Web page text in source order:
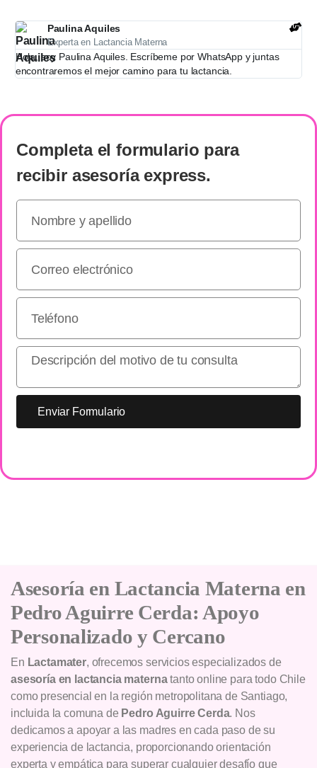
Paulina Aquiles
Experta en Lactancia Materna
Hola, soy Paulina Aquiles. Escríbeme por WhatsApp y juntas
encontraremos el mejor camino para tu lactancia.
Completa el formulario para
recibir asesoría express.
Enviar Formulario
Asesoría en Lactancia Materna en
Pedro Aguirre Cerda: Apoyo
Personalizado y Cercano
En Lactamater, ofrecemos servicios especializados de
asesoría en lactancia maternatanto online para todo Chile
como presencial en la región metropolitana de Santiago,
incluida la comuna de Pedro Aguirre Cerda. Nos
dedicamos a apoyar a las madres en cada paso de su
experiencia de lactancia, proporcionando orientación
experta y empática para superar cualquier desafío que